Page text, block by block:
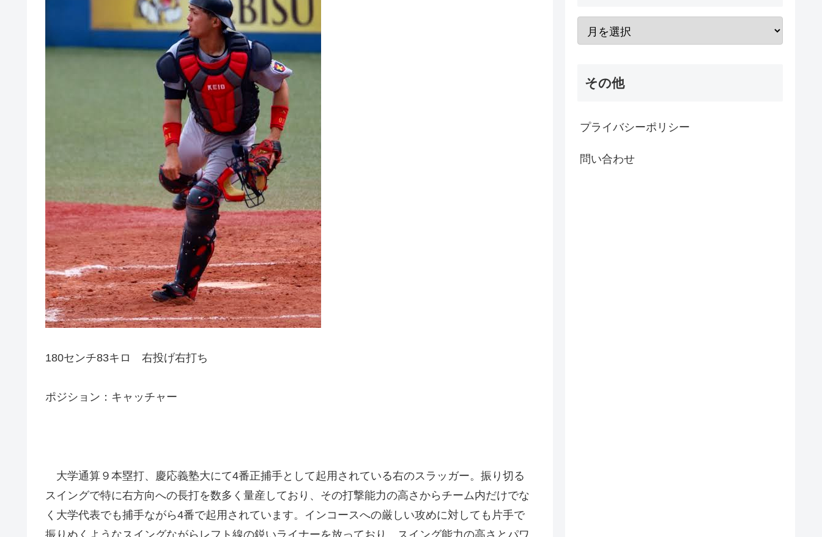
180センチ83キロ 右投げ右打ち
ポジション：キャッチャー
大学通算９本塁打、慶応義塾大にて4番正捕手として起用されている右のスラッガー。振り切る
スイングで特に右方向への長打を数多く量産しており、その打撃能力の高さからチーム内だけでな
く大学代表でも捕手ながら4番で起用されています。インコースへの厳しい攻めに対しても片手で
振りぬくようなスイングながらレフト線の鋭いライナーを放っており、スイング能力の高さとパワ
その他
プライバシーポリシー
問い合わせ